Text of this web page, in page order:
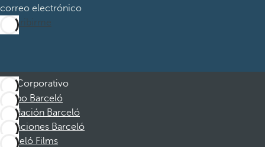
correo electrónico
Suscribirme
Corporativo
Grupo Barceló
Fundación Barceló
Vacaciones Barceló
Barceló Films